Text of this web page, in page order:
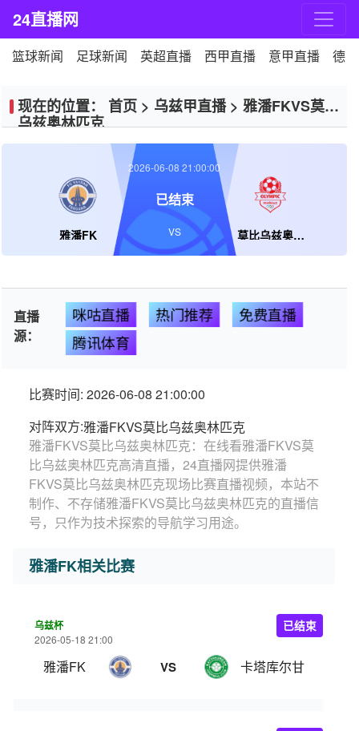
24直播网
篮球新闻 足球新闻 英超直播 西甲直播 意甲直播 德
现在的位置： 首页 > 乌兹甲直播> 雅潘FKVS莫比
乌兹奥林匹克
雅潘FK 莫比乌兹奥林匹克
2026-06-08 21:00:00
已结束
VS
直播
源：
咪咕直播 热门推荐
免费直播
腾讯体育
比赛时间: 2026-06-08 21:00:00
对阵双方:雅潘FKVS莫比乌兹奥林匹克
雅潘FKVS莫比乌兹奥林匹克：在线看雅潘FKVS莫
比乌兹奥林匹克高清直播，24直播网提供雅潘
FKVS莫比乌兹奥林匹克现场比赛直播视频，本站不
制作、不存储雅潘FKVS莫比乌兹奥林匹克的直播信
号，只作为技术探索的导航学习用途。
雅潘FK相关比赛
乌兹杯
2026-05-18 21:00
雅潘FK VS 卡塔库尔甘
已结束